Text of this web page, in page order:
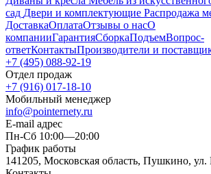
сад Двери и комплектующие Распродажа
ДоставкаОплатаОтзывы о насО
компанииГарантияСборкаПодъемВопрос-
ответКонтактыПроизводители и
+7 (495) 088-92-19
Отдел продаж
+7 (916) 017-18-10
Мобильный менеджер
info@pointernety.ru
E-mail адрес
Пн-Сб 10:00—20:00
График работы
141205, Московская область, Пушкино, ул.